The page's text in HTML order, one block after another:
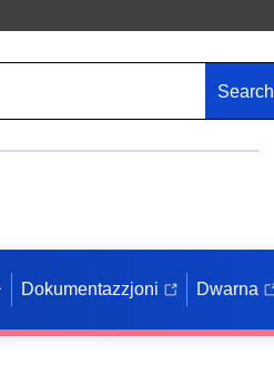
Search
Dokumentazzjoni Dwarna